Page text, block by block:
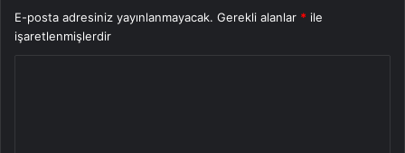
E-posta adresiniz yayınlanmayacak. Gerekli alanlar * ile
işaretlenmişlerdir